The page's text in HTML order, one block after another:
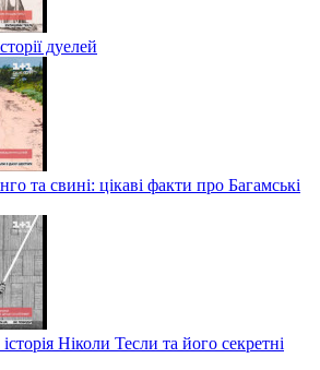
дуелей
та свині: цікаві факти про Багамські
Ніколи Тесли та його секретні